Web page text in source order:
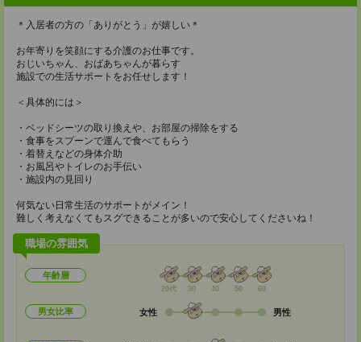
＊入居者の方の「ありがとう」が嬉しい＊
お年寄りを笑顔にする介護のお仕事です。
おじいちゃん、おばあちゃんが暮らす
施設での生活サポートをお任せします！
＜具体的には＞
・ベッドシーツの取り換えや、お部屋の掃除をする
・食事をスプーンで運んで食べてもらう
・着替えなどの身体介助
・お風呂やトイレのお手伝い
・施設内の見回り
何気ない日常生活のサポートがメイン！
難しく考えなくてもスグできることが多いので安心してくださいね！
職場の雰囲気
年齢層
20代 30 40 50 60
男女比率 女性 男性